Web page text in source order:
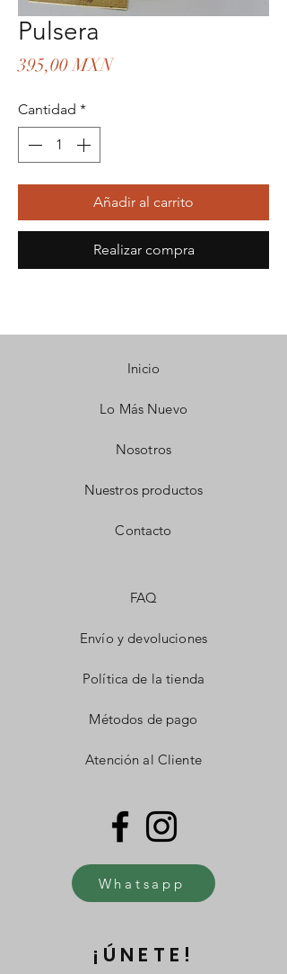
Pulsera
395,00 MXNPrecio
Cantidad *
Añadir al carrito
Realizar compra
Inicio
Lo Más Nuevo
Nosotros
Nuestros productos
Contacto
FAQ
Envío y devoluciones
Política de la tienda
Métodos de pago
Atención al Cliente
Whatsapp
¡ÚNETE!